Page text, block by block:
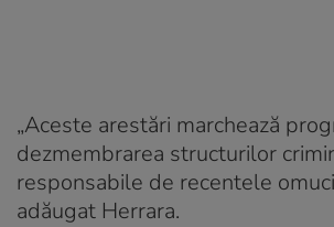
„Aceste arestări marchează
dezmembrarea structurilor
responsabile de recentele
adăugat Herrara.